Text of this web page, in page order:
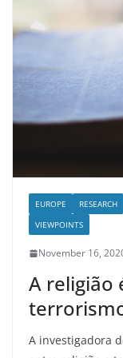
EUROPE RESEARCH
VIEWPOINTS
November 16,
A religião
A investigadora